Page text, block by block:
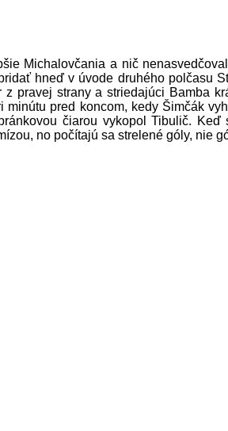
Michalovčania a nič
hneď v úvode druhého polčasu
z pravej strany a striedajúci Bamba
minútu pred koncom, kedy Šimčák
čiarou vykopol Tibulič.
no počítajú sa strelené góly, nie